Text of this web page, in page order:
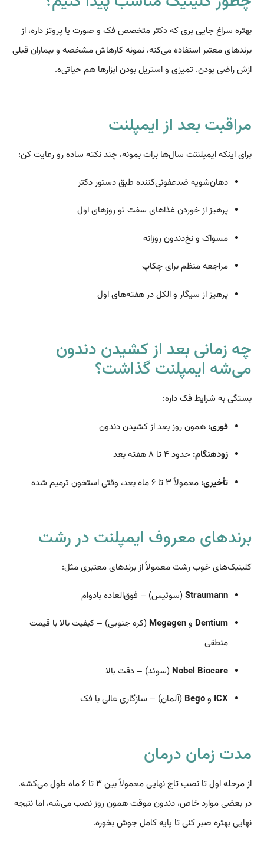
بهتره سراغ جایی بری که دکتر متخصص فک و صورت یا پروتز داره، از
برندهای معتبر استفاده می‌کنه، نمونه کارهاش مشخصه و بیماران قبلی
ازش راضی بودن. تمیزی و استریل بودن ابزارها هم حیاتی‌ه.
مراقبت بعد از ایمپلنت
برای اینکه ایمپلنتت سال‌ها برات بمونه، چند نکته ساده رو رعایت کن:
دهان‌شویه ضدعفونی‌کننده طبق دستور دکتر
پرهیز از خوردن غذاهای سفت تو روزهای اول
مسواک و نخ‌دندون روزانه
مراجعه منظم برای چکاپ
پرهیز از سیگار و الکل در هفته‌های اول
چه زمانی بعد از کشیدن دندون
می‌شه ایمپلنت گذاشت؟
بستگی به شرایط فک داره:
فوری: همون روز بعد از کشیدن دندون
زودهنگام: حدود ۴ تا ۸ هفته بعد
تأخیری: معمولاً ۳ تا ۶ ماه بعد، وقتی استخون ترمیم شده
برندهای معروف ایمپلنت در رشت
کلینیک‌های خوب رشت معمولاً از برندهای معتبری مثل:
Straumann(سوئیس) – فوق‌العاده بادوام
Dentium وMegagen (کره جنوبی) – کیفیت بالا با قیمت
منطقی
Nobel Biocare (سوئد) – دقت بالا
ICX وBego (آلمان) – سازگاری عالی با فک
مدت زمان درمان
از مرحله اول تا نصب تاج نهایی معمولاً بین ۳ تا ۶ ماه طول می‌کشه.
در بعضی موارد خاص، دندون موقت همون روز نصب می‌شه، اما نتیجه
نهایی بهتره صبر کنی تا پایه کامل جوش بخوره.